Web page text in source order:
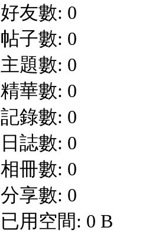
好友數: 0
帖子數: 0
主題數: 0
精華數: 0
記錄數: 0
日誌數: 0
相冊數: 0
分享數: 0
已用空間: 0 B